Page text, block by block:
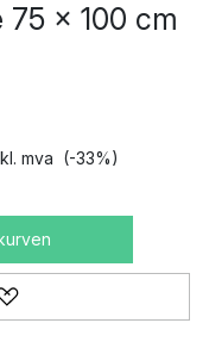
75 x 100 cm
mva (-33%)